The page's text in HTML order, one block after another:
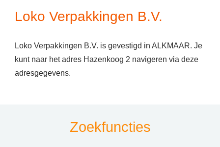
Loko Verpakkingen B.V.
Loko Verpakkingen B.V. is gevestigd in ALKMAAR. Je
kunt naar het adres Hazenkoog 2 navigeren via deze
adresgegevens.
Zoekfuncties